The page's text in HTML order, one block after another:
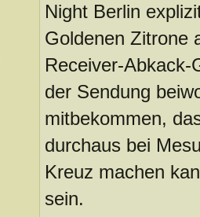
Night Berlin
Goldenen Zitrone
Receiver-Abkack-
der Sendung
mitbekommen,
durchaus bei
Kreuz machen
sein.